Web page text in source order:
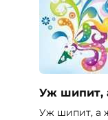
Уж шипит,
Уж шипит, а